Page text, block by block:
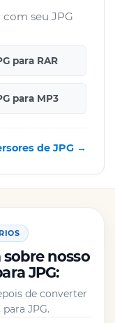
seu JPG
para RAR
para MP3
de JPG →
nosso
JPG:
de converter
JPG.